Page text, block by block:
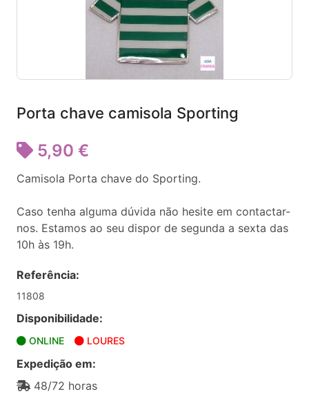
Porta chave camisola Sporting
5,90 €
Camisola Porta chave do Sporting.
Caso tenha alguma dúvida não hesite em contactar-
nos. Estamos ao seu dispor de segunda a sexta das
10h às 19h.
Referência:
11808
Disponibilidade:
ONLINE LOURES
Expedição em:
48/72 horas